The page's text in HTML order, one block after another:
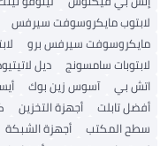
لابتوب مايكروسوفت سيرفس
مايكروسوفت سيرفس برو
لابتوبات سامسونج
ديل
اتش بي
آسوس زين بوك
أفضل تابلت
أجهزة التخزين
سطح المكتب
أجهزة الشبكة